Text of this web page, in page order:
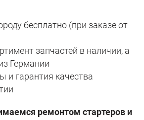
бесплатно (при заказе от
запчастей в наличии, а
Германии
и гарантия качества
ремонтом стартеров и